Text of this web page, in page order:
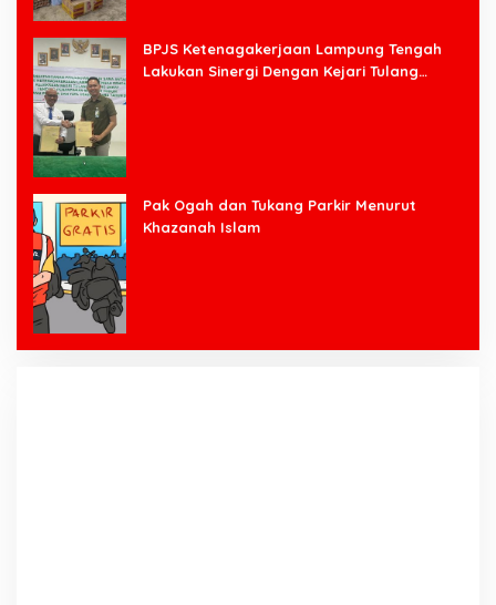
BPJS Ketenagakerjaan Lampung Tengah
Lakukan Sinergi Dengan Kejari Tulang
Pak Ogah dan Tukang Parkir Menurut
Khazanah Islam